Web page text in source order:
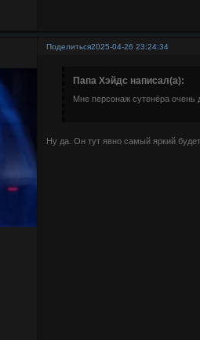
Поделиться2025-04-26 23:24:34
Папа Хэйдс написал(а):
Мне персонаж сутенёра очень
Ну да. Он тут явно самый яркий